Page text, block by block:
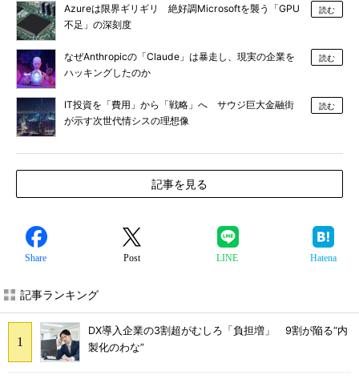
Azureは限界ギリギリ 絶好調Microsoftを襲う「GPU
不足」の深刻度
読む
なぜAnthropicの「Claude」は暴走し、現実の企業を
ハッキングしたのか
読む
IT投資を「費用」から「戦略」へ サウジ巨大金融街
が示す次世代情シスの理想像
読む
記事を見る
Share Post LINE Hatena
記事ランキング
DX導入企業の3割超がむしろ「負担増」 9割が陥る“内
製化のわな”